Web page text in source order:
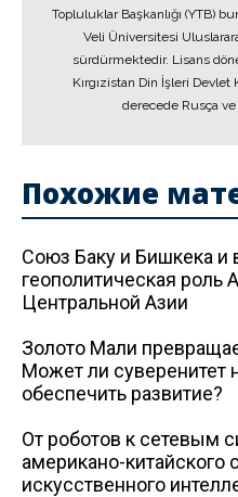
Topluluklar Başkanlığı (YTB)
Veli Üniversitesi
sürdürmektedir. Lisans
Kırgızistan Din İşleri Devlet
derecede Rusça
Похожие
Союз Баку и Бишкека и
геополитическая роль
Центральной Азии
Золото Мали
Может ли суверенитет
обеспечить развитие?
От роботов к сетевым
американо-китайского
искусственного